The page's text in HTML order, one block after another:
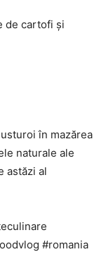
de cartofi și
în mazărea
naturale ale
astăzi al
#romania